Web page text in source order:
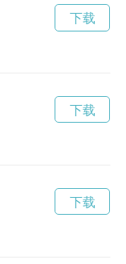
下载
下载
下载